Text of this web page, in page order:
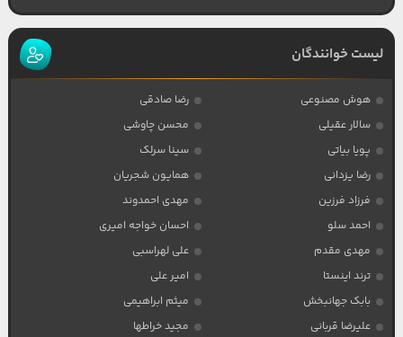
لیست خوانندگان
هوش مصنوعی
رضا صادقی
سالار عقیلی
محسن چاوشی
پویا بیاتی
سینا سرلک
رضا یزدانی
همایون شجریان
فرزاد فرزین
مهدی احمدوند
احمد سلو
احسان خواجه امیری
مهدی مقدم
علی لهراسبی
ترند اینستا
امیر علی
بابک جهانبخش
میثم ابراهیمی
علیرضا قربانی
مجید خراطها